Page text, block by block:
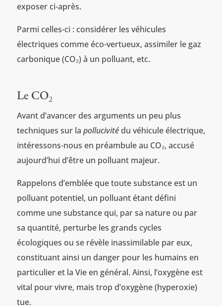
exposer ci-après.
Parmi celles-ci : considérer les véhicules
électriques comme éco-vertueux, assimiler le gaz
carbonique (CO₂) à un polluant, etc.
Le CO₂
Avant d’avancer des arguments un peu plus
techniques sur la pollucivitédu véhicule électrique,
intéressons-nous en préambule au CO₂, accusé
aujourd’hui d’être un polluant majeur.
Rappelons d’emblée que toute substance est un
polluant potentiel, un polluant étant défini
comme une substance qui, par sa nature ou par
sa quantité, perturbe les grands cycles
écologiques ou se révèle inassimilable par eux,
constituant ainsi un danger pour les humains en
particulier et la Vie en général. Ainsi, l’oxygène est
vital pour vivre, mais trop d’oxygène (hyperoxie)
tue.